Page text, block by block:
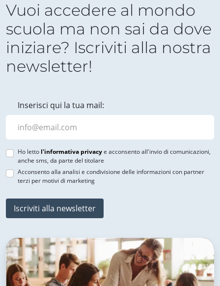
Vuoi accedere al mondo
scuola ma non sai da dove
iniziare? Iscriviti alla nostra
newsletter!
Inserisci qui la tua mail:
Ho letto l'informativa privacye acconsento all'invio di comunicazioni,
anche sms, da parte del titolare
Acconsento alla analisi e condivisione delle informazioni con partner
terzi per motivi di marketing
Iscriviti alla newsletter